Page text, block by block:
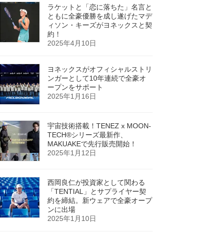
ラケットと「恋に落ちた」名言と
ともに全豪優勝を成し遂げたマデ
ィソン・キーズがヨネックスと契
約！
2025年4月10日
ヨネックスがオフィシャルストリ
ンガーとして10年連続で全豪オ
ープンをサポート
2025年1月16日
宇宙技術搭載！TENEZ x MOON-
TECH®シリーズ最新作、
MAKUAKEで先行販売開始！
2025年1月12日
西岡良仁が投資家として関わる
「TENTIAL」とサプライヤー契
約を締結。新ウェアで全豪オープ
ンに出場
2025年1月10日